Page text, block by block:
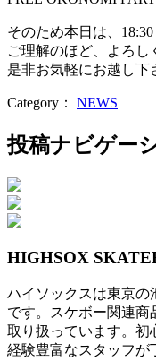
そのため本日は、
ご理解のほど、よろし
是非お気軽にお越し下
Category： NEWS
投稿ナビゲー
HIGHSOX
ハイソックスは東京の
です。スケボー関連商
取り扱っています。初
経験豊富なスタッフが